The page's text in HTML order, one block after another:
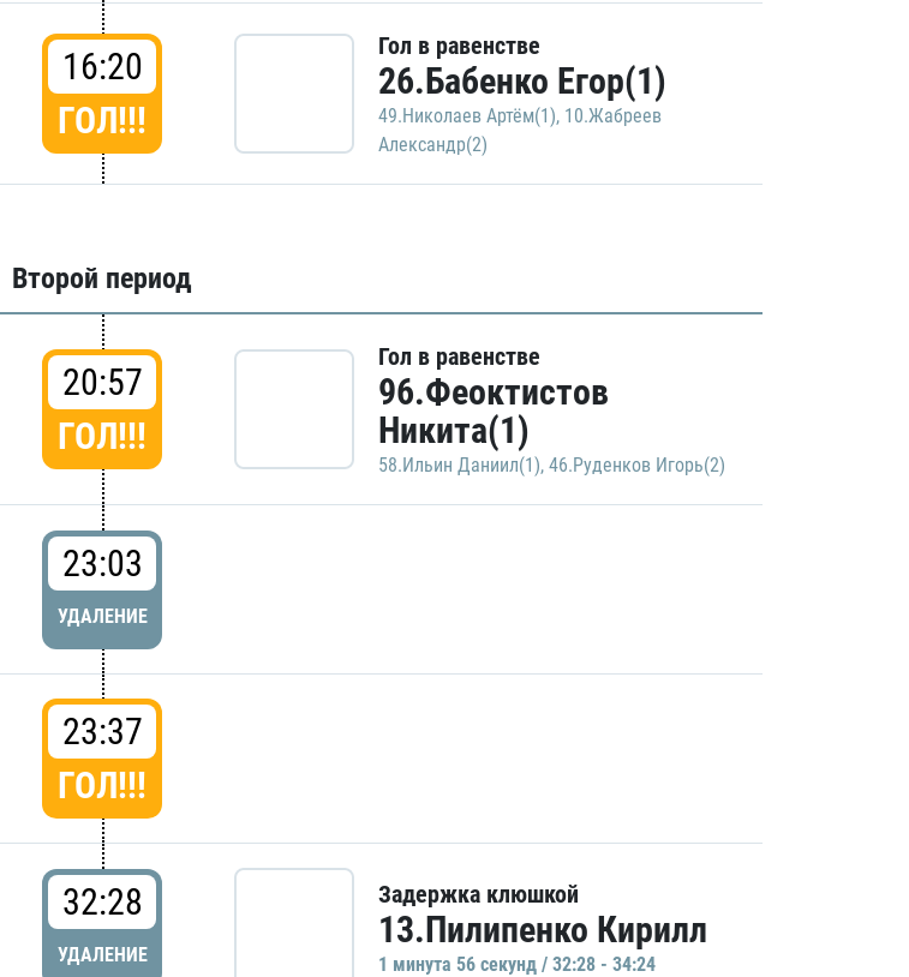
16:20
ГОЛ!!!
Гол в равенстве
26.Бабенко Егор(1)
49.Николаев Артём(1), 10.Жабреев
Александр(2)
Второй период
20:57
ГОЛ!!!
Гол в равенстве
96.Феоктистов
Никита(1)
58.Ильин Даниил(1), 46.Руденков Игорь(2)
23:03
УДАЛЕНИЕ
23:37
ГОЛ!!!
32:28
УДАЛЕНИЕ
Задержка клюшкой
13.Пилипенко Кирилл
1 минутa 56 секунд / 32:28 - 34:24